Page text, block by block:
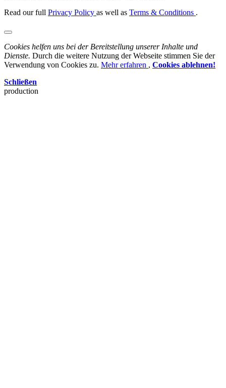
Read our full Privacy Policy as well as Terms & Conditions .
Cookies helfen uns bei der Bereitstellung unserer Inhalte und
Dienste. Durch die weitere Nutzung der Webseite stimmen Sie der
Verwendung von Cookies zu. Mehr erfahren , Cookies ablehnen!
Schließen
production